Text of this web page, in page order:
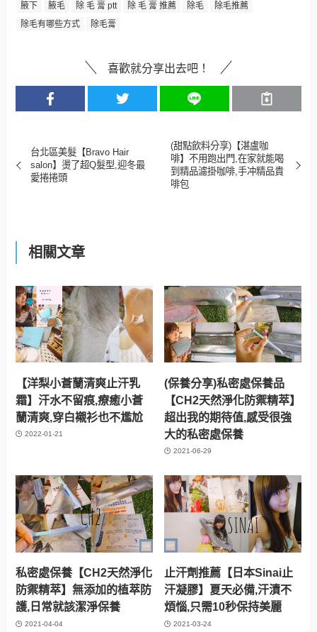
腋下
腋毛 除 毛 膏 ptt 除 毛 膏 推薦 除毛
除毛推薦
除毛有哪些方式
除毛膏
喜歡就分享出去吧！
台北區美髮【Bravo Hair
salon】燙了超Q髮型,迎冬最
愛捲捲頭
(甜點飲料分享)【湛盧咖
啡】不用跑出門,在家就能喝
到精品濾掛咖啡,手冲精品貴
啡包
相關文章
【洋梨小蒼蘭清爽止汗乳
霜】汗水不留痕,療癒小蒼
蘭清爽,穿白襯衫也不尷尬
2022-01-21
(保養分享)私密處保養品
【CH2天然淨化防禦精萃】
超出我的期待值,感受很強
大的私密處保養
2021-06-29
私密處保養【CH2天然淨化
防禦精萃】無添加的植萃防
護,日常就該潔淨保養
2021-04-04
止汗劑推薦【日本Sinai止
汗凝膠】夏天必備,汗漬不
煩惱,只需10秒保持美麗
2021-03-24